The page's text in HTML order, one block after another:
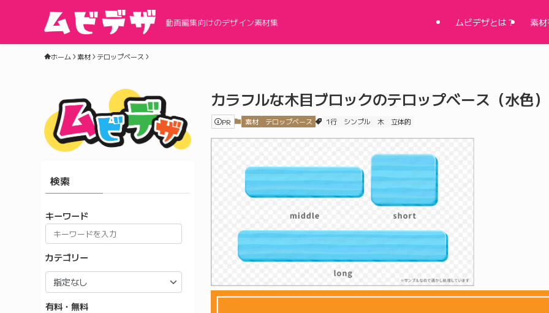
動画編集向けのデザイン素材集 ムビデザとは？ 素
ホーム 素材 テロップベース
カラフルな木目ブロックのテロップベース（水色）
PR 素材 テロップベース 1行 シンプル 木 立体的
検索
キーワード
カテゴリー
有料・無料